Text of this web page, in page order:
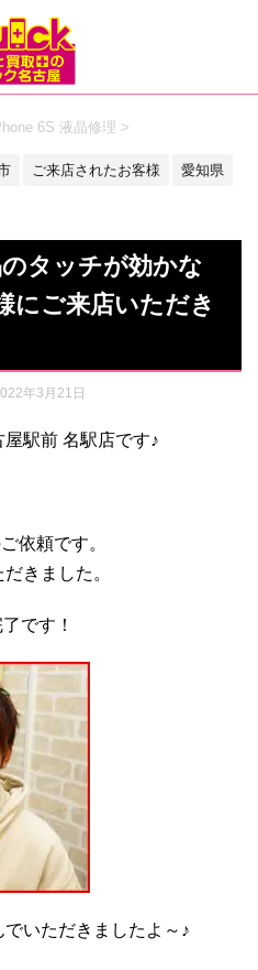
6S 液晶修理 >
ご来店されたお客様 愛知県
タッチが効かな
にご来店いただき
年3月21日
駅前 名駅店です♪
依頼です。
きました。
です！
いただきましたよ～♪